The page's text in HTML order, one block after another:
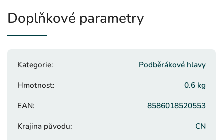
Doplňkové parametry
Kategorie:
Podběrákové hlavy
Hmotnost:
0.6 kg
EAN:
8586018520553
Krajina původu:
CN